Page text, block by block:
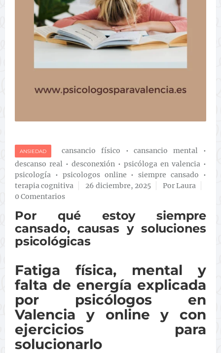
ANSIEDAD cansancio físico •cansancio mental •
descanso real • desconexión • psicóloga en valencia •
psicología • psicologos online •siempre cansado •
terapia cognitiva
26 diciembre, 2025
Por Laura
0 Comentarios
Por qué estoy siempre
cansado, causas y soluciones
psicológicas
Fatiga física, mental y
falta de energía explicada
por psicólogos en
Valencia y online y con
ejercicios para
solucionarlo